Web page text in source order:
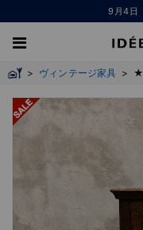
9月4日
> ヴィンテージ家具 > ★